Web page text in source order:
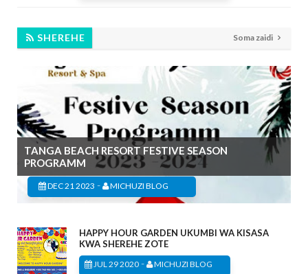
SHEREHE Soma zaidi
TANGA BEACH RESORT FESTIVE SEASON
PROGRAMM
DEC 21 2023 - MICHUZI BLOG
HAPPY HOUR GARDEN UKUMBI WA KISASA
KWA SHEREHE ZOTE
JUL 29 2020 - MICHUZI BLOG